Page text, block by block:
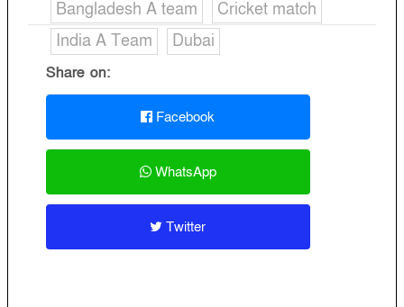
Bangladesh A team
Cricket match
India A Team
Dubai
Share on:
Facebook
WhatsApp
Twitter